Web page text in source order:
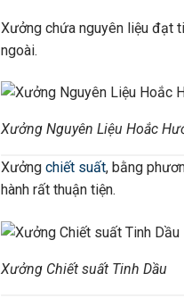
Xưởng chứa nguyên liệu đạt
ngoài.
Xưởng Nguyên Liệu Hoắc
Xưởng chiết suất, bằng
hành rất thuận tiện.
Xưởng Chiết suất Tinh Dầu